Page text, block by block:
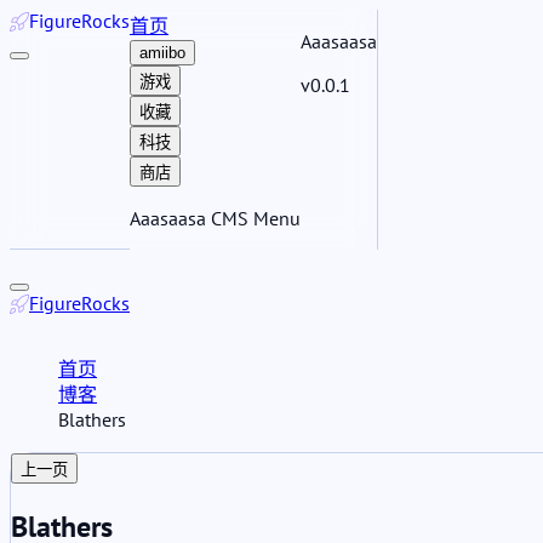
FigureRocks首页
amiibo
游戏
收藏
科技
商店
Aaasaasa CMS Menu
Aaasaasa
v0.0.1
FigureRocks
首页
博客
Blathers
上一页
Blathers